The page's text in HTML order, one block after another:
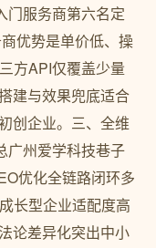
门服务商第六名定
优势是单价低、操
方API仅覆盖少量
建与效果兜底适合
创企业。三、全维
广州爱学科技巷子
优化全链路闭环多
长型企业适配度高
论差异化突出中小